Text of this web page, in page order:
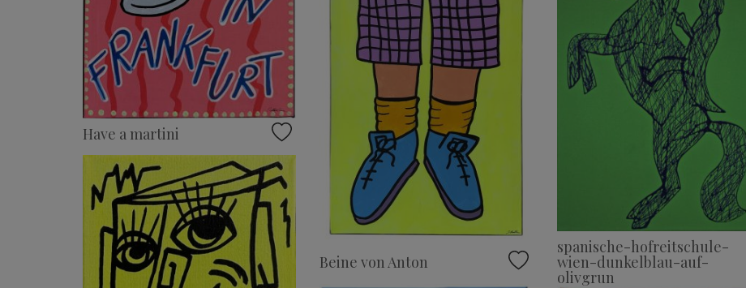
Have a martini
spanische-hofreitschule-
wien-dunkelblau-auf-
olivgrun
Beine von Anton